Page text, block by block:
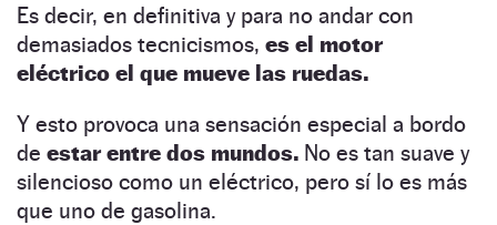
Es decir, en definitiva y para no andar con
demasiados tecnicismos, es el motor
eléctrico el que mueve las ruedas.
Y esto provoca una sensación especial a bordo
de estar entre dos mundos. No es tan suave y
silencioso como un eléctrico, pero sí lo es más
que uno de gasolina.